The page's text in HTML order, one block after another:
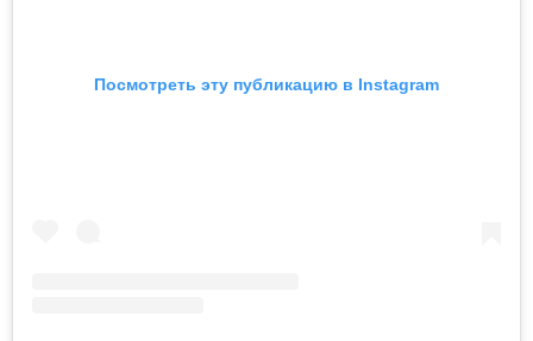
Посмотреть эту публикацию в Instagram